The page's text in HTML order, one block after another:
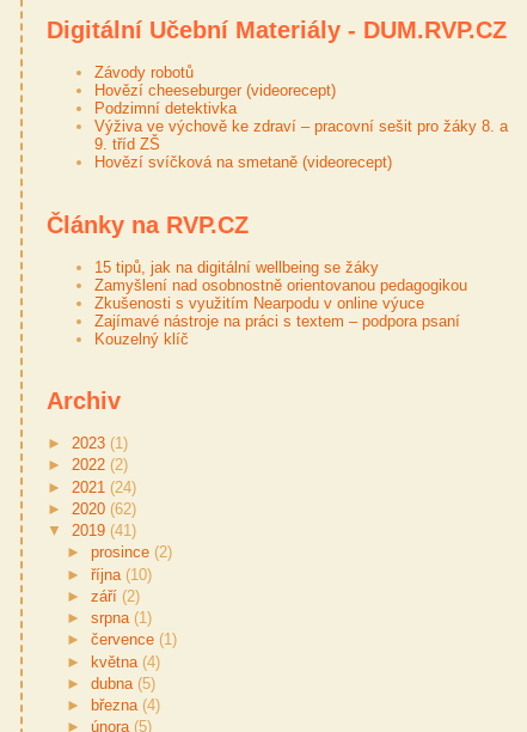
Digitální Učební Materiály - DUM.RVP.CZ
Závody robotů
Hovězí cheeseburger (videorecept)
Podzimní detektivka
Výživa ve výchově ke zdraví – pracovní sešit pro žáky 8. a
9. tříd ZŠ
Hovězí svíčková na smetaně (videorecept)
Články na RVP.CZ
15 tipů, jak na digitální wellbeing se žáky
Zamyšlení nad osobnostně orientovanou pedagogikou
Zkušenosti s využitím Nearpodu v online výuce
Zajímavé nástroje na práci s textem – podpora psaní
Kouzelný klíč
Archiv
►2023 (1)
►2022 (2)
► 2021 (24)
► 2020 (62)
▼2019 (41)
► prosince (2)
► října (10)
► září (2)
► srpna (1)
► července (1)
► května (4)
► dubna (5)
►
března (4)
► února (5)